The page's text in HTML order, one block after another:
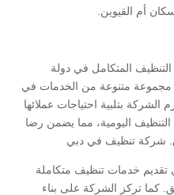
أم القيوين.
المتكامل في دولة
مجموعة متنوعة من الخدمات في
بتلبية احتياجات عملائها
اليومية، مما يضمن رضا
شركة تنظيف في دبي
خدمات تنظيف متكاملة
كما تركز الشركة على بناء